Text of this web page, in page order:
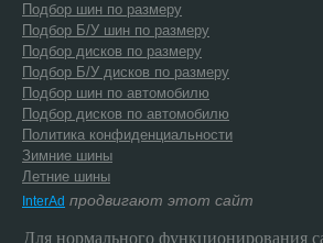
Подбор шин по размеру
Подбор Б/У шин по размеру
Подбор дисков по размеру
Подбор Б/У дисков по размеру
Подбор шин по автомобилю
Подбор дисков по автомобилю
Политика конфиденциальности
Зимние шины
Летние шины
InterAd продвигают этот сайт
Для нормального функционирования